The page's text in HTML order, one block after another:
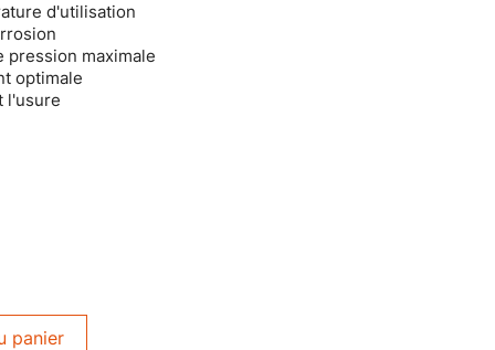
d'utilisation
pression maximale
optimale
l'usure
panier